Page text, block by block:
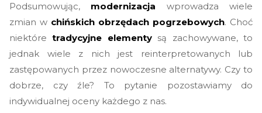
Podsumowując, modernizacja wprowadza wiele
zmian w chińskich obrzędach pogrzebowych. Choć
niektóretradycyjne elementysą zachowywane, to
jednak wiele z nich jest reinterpretowanych lub
zastępowanych przez nowoczesne alternatywy. Czy to
dobrze, czy źle? To pytanie pozostawiamy do
indywidualnej oceny każdego z nas.